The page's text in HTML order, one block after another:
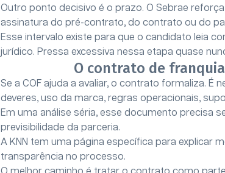
Outro ponto decisivo é o prazo. O Sebrae
assinatura do pré-contrato, do contrato ou do
Esse intervalo existe para que o candidato leia
jurídico. Pressa excessiva nessa etapa quase
O contrato de
Se a COF ajuda a avaliar, o contrato formaliza.
deveres, uso da marca, regras operacionais,
Em uma análise séria, esse documento precisa
previsibilidade da parceria.
A KNN tem uma página específica para explicar
transparência no processo.